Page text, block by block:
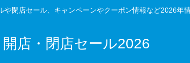
や閉店セール、キャンペーンやクーポン情報など2026年
開店・閉店セール2026